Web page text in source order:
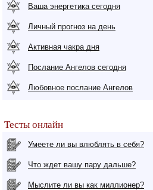
Ваша энергетика сегодня
Личный прогноз на день
Активная чакра дня
Послание Ангелов сегодня
Любовное послание Ангелов
Тесты онлайн
Умеете ли вы влюблять в себя?
Что ждет вашу пару дальше?
Мыслите ли вы как миллионер?